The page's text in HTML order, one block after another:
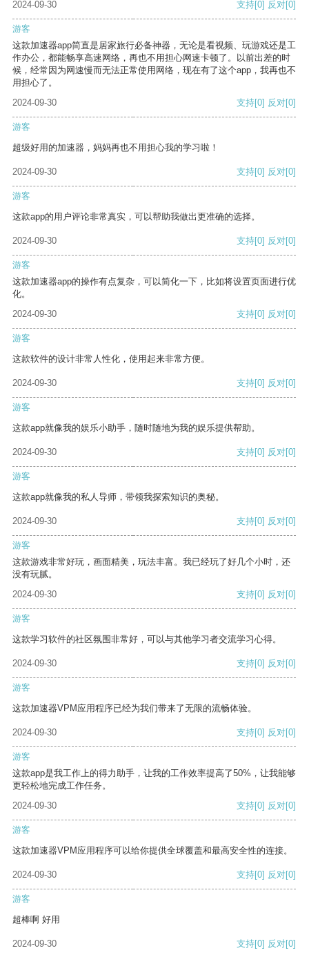
2024-09-30 支持[0] 反对[0]
游客
这款加速器app简直是居家旅行必备神器，无论是看视频、玩游戏还是工
作办公，都能畅享高速网络，再也不用担心网速卡顿了。以前出差的时
候，经常因为网速慢而无法正常使用网络，现在有了这个app，我再也不
用担心了。
2024-09-30
支持[0] 反对[0]
游客
超级好用的加速器，妈妈再也不用担心我的学习啦！
2024-09-30 支持[0] 反对[0]
游客
这款app的用户评论非常真实，可以帮助我做出更准确的选择。
2024-09-30 支持[0] 反对[0]
游客
这款加速器app的操作有点复杂，可以简化一下，比如将设置页面进行优
化。
2024-09-30
支持[0] 反对[0]
游客
这款软件的设计非常人性化，使用起来非常方便。
2024-09-30 支持[0] 反对[0]
游客
这款app就像我的娱乐小助手，随时随地为我的娱乐提供帮助。
2024-09-30 支持[0] 反对[0]
游客
这款app就像我的私人导师，带领我探索知识的奥秘。
2024-09-30 支持[0] 反对[0]
游客
这款游戏非常好玩，画面精美，玩法丰富。我已经玩了好几个小时，还
没有玩腻。
2024-09-30
支持[0] 反对[0]
游客
这款学习软件的社区氛围非常好，可以与其他学习者交流学习心得。
2024-09-30 支持[0] 反对[0]
游客
这款加速器VPM应用程序已经为我们带来了无限的流畅体验。
2024-09-30 支持[0] 反对[0]
游客
这款app是我工作上的得力助手，让我的工作效率提高了50%，让我能够
更轻松地完成工作任务。
2024-09-30
支持[0] 反对[0]
游客
这款加速器VPM应用程序可以给你提供全球覆盖和最高安全性的连接。
2024-09-30 支持[0] 反对[0]
游客
超棒啊 好用
2024-09-30 支持[0] 反对[0]